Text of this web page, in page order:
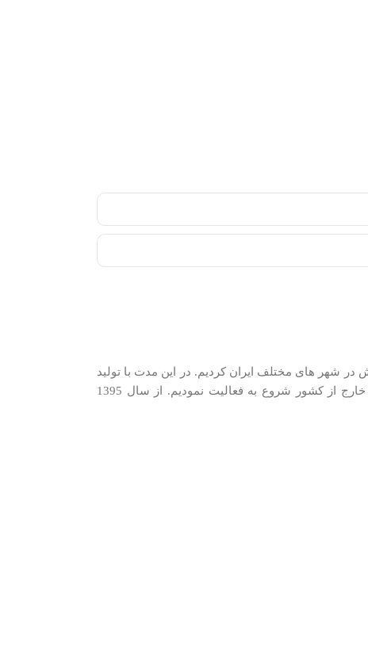
کردیم. در سال 1389 شروع به شرکت در نمایشگاه های فروش در شهر های مختلف ایران کردیم. در اين مدت با توليد
كنندگان و وارد كنندگان معتبرترین برندها در گروه‌‏های مختلف و با همکاری نزدیک با وارد‏کنندگان و توزیع‏ کنندگان اصلی این کالاها در ایران و خارج از کشور شروع به فعاليت نمودیم. از سال 1395